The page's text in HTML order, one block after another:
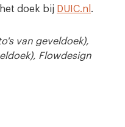
doek bij DUIC.nl .
van geveldoek),
Flowdesign